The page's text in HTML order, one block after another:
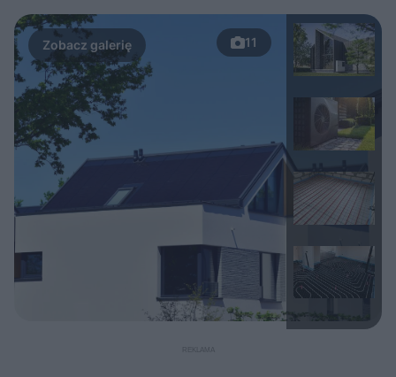
11